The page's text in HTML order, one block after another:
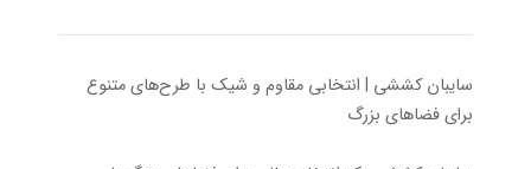
سایبان کششی | انتخابی مقاوم و شیک با طرح‌های متنوع
برای فضاهای بزرگ